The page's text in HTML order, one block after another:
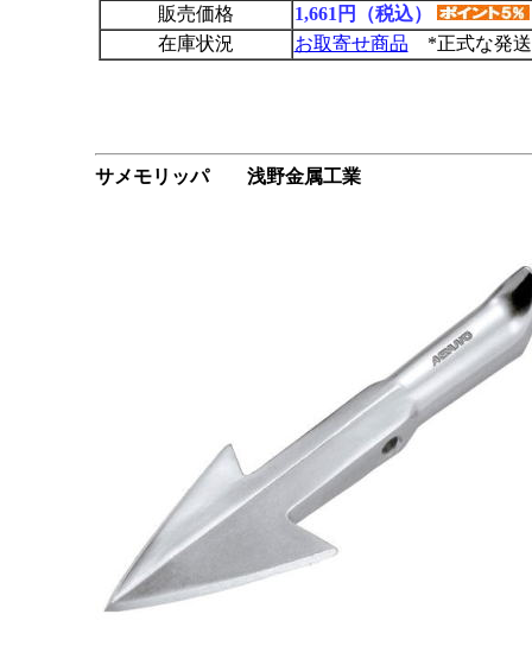
販売価格
1,661円（税込）
在庫状況
お取寄せ商品 *正式な発送
サメモリッパ 浅野金属工業